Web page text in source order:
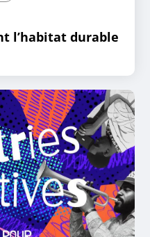
l’habitat durable